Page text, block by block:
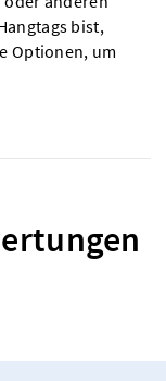
bist,
Optionen, um